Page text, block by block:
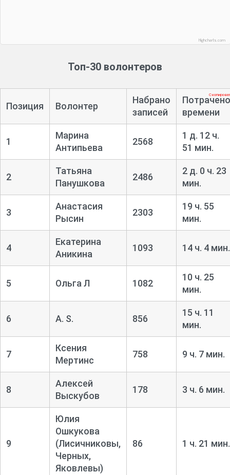
Highcharts.com
Топ-30 волонтеров
Позиция Волонтер
Набрано
записей
Потрачено
времени
1
Марина
Антипьева
2568
1 д. 12 ч.
51 мин.
2
Татьяна
Панушкова
2486
2 д. 0 ч. 23
мин.
3
Анастасия
Рысин
2303
19 ч. 55
мин.
4
Екатерина
Аникина
1093 14 ч. 4 мин.
5 Ольга Л 1082
10 ч. 25
мин.
6 A. S. 856
15 ч. 11
мин.
7
Ксения
Мертинс
758 9 ч. 7 мин.
8
Алексей
Выскубов
178 3 ч. 6 мин.
9
Юлия
Ошкукова
(Лисичниковы,
Черных,
Яковлевы)
86 1 ч. 21 мин.